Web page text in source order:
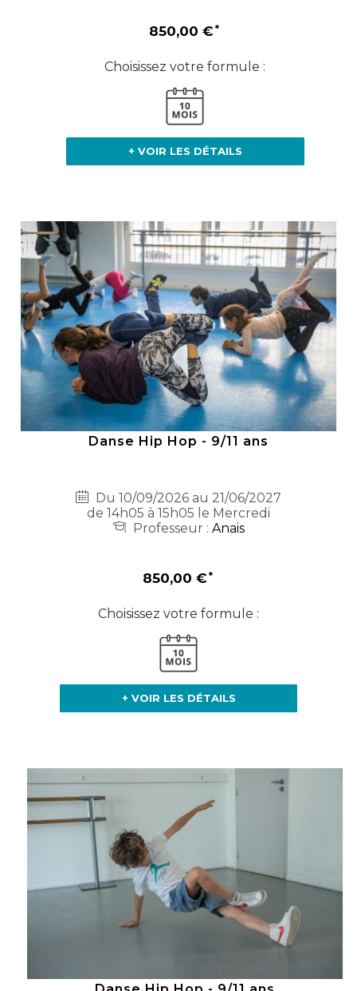
850,00 €
Choisissez votre formule :
+ VOIR LES DÉTAILS
Danse Hip Hop - 9/11 ans
Du 10/09/2026 au 21/06/2027
de 14h05 à 15h05 le Mercredi
Professeur : Anais
850,00 €
Choisissez votre formule :
+ VOIR LES DÉTAILS